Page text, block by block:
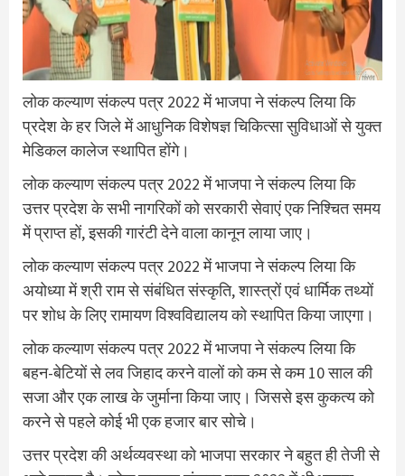
लोक कल्याण संकल्प पत्र 2022 में भाजपा ने संकल्प लिया कि
प्रदेश के हर जिले में आधुनिक विशेषज्ञ चिकित्सा सुविधाओं से युक्त
मेडिकल कालेज स्थापित होंगे।
लोक कल्याण संकल्प पत्र 2022 में भाजपा ने संकल्प लिया कि
उत्तर प्रदेश के सभी नागरिकों को सरकारी सेवाएं एक निश्चित समय
में प्राप्त हों, इसकी गारंटी देने वाला कानून लाया जाए।
लोक कल्याण संकल्प पत्र 2022 में भाजपा ने संकल्प लिया कि
अयोध्या में श्री राम से संबंधित संस्कृति, शास्त्रों एवं धार्मिक तथ्यों
पर शोध के लिए रामायण विश्वविद्यालय को स्थापित किया जाएगा।
लोक कल्याण संकल्प पत्र 2022 में भाजपा ने संकल्प लिया कि
बहन-बेटियों से लव जिहाद करने वालों को कम से कम 10 साल की
सजा और एक लाख के जुर्माना किया जाए। जिससे इस कुकत्य को
करने से पहले कोई भी एक हजार बार सोचे।
उत्तर प्रदेश की अर्थव्यवस्था को भाजपा सरकार ने बहुत ही तेजी से